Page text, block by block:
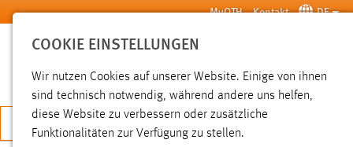
Zum Hauptinhalt springen MyOTH Kontakt DE
SUCHE
JETZT BEWERBEN
COOKIE EINSTELLUNGEN
Wir nutzen Cookies auf unserer Website. Einige von ihnen
sind technisch notwendig, während andere uns helfen,
diese Website zu verbessern oder zusätzliche
Funktionalitäten zur Verfügung zu stellen.